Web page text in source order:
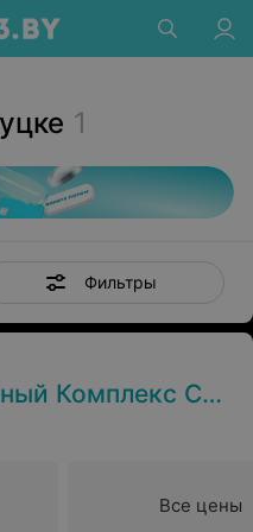
1
Фильтры
Слуцкий
Все цены